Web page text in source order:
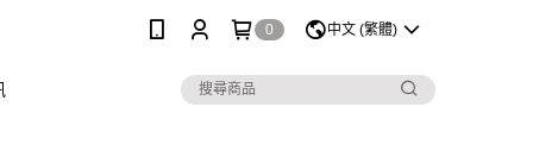
0 中文 (繁體)